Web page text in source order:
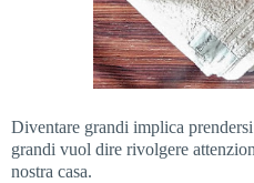
Diventare grandi implica
grandi vuol dire rivolgere
nostra casa.